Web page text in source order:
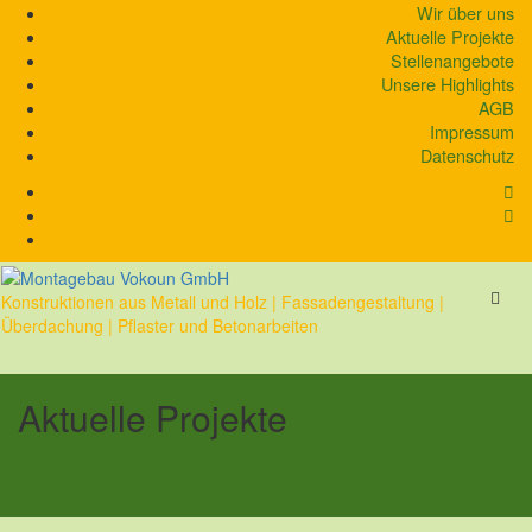
Skip
content
Wir über uns
Aktuelle Projekte
Stellenangebote
Unsere Highlights
AGB
Impressum
Datenschutz
Konstruktionen aus Metall und Holz | Fassadengestaltung |
Überdachung | Pflaster und Betonarbeiten
Aktuelle Projekte